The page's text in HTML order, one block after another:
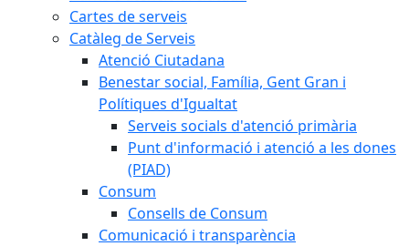
Cartes de serveis
Catàleg de Serveis
Atenció Ciutadana
Benestar social, Família, Gent Gran i
Polítiques d'Igualtat
Serveis socials d'atenció primària
Punt d'informació i atenció a les dones
(PIAD)
Consum
Consells de Consum
Comunicació i transparència